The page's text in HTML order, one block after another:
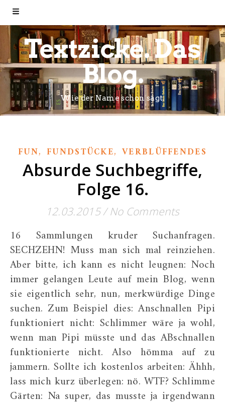
Textzicke. Das
Blog.
Wie der Name schon sagt.
FUN, FUNDSTÜCKE, VERBLÜFFENDES
Absurde Suchbegriffe,
Folge 16.
12.03.2015/ No Comments
16 Sammlungen kruder Suchanfragen.
SECHZEHN! Muss man sich mal reinziehen.
Aber bitte, ich kann es nicht leugnen: Noch
immer gelangen Leute auf mein Blog, wenn
sie eigentlich sehr, nun, merkwürdige Dinge
suchen. Zum Beispiel dies: Anschnallen Pipi
funktioniert nicht: Schlimmer wäre ja wohl,
wenn man Pipi müsste und das ABschnallen
funktionierte nicht. Also hömma auf zu
jammern. Sollte ich kostenlos arbeiten: Ähhh,
lass mich kurz überlegen: nö. WTF? Schlimme
Gärten: Na super, das musste ja irgendwann